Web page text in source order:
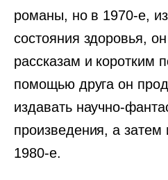
романы, но в 1970-е,
состояния здоровья,
рассказам и коротким
помощью друга он
издавать научно-
произведения, а затем
1980-е.